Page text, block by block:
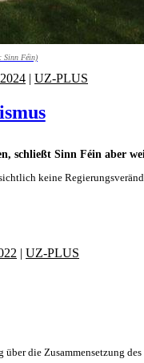
Sinn Féin)
schließt Sinn Féin aber
| UZ-PLUS
keine
| UZ-PLUS
die Zusammensetzung